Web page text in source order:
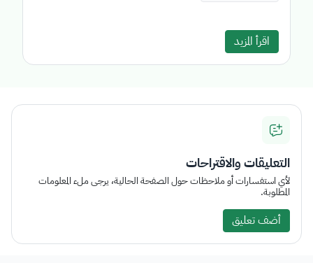
اقرأ المزيد
التعليقات والاقتراحات
لأي استفسارات أو ملاحظات حول الصفحة الحالية، يرجى ملء المعلومات
المطلوبة.
أضف تعليق